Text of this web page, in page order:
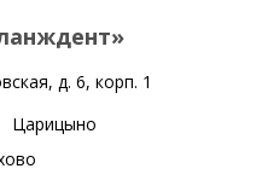
д. 6, корп. 1
Царицыно